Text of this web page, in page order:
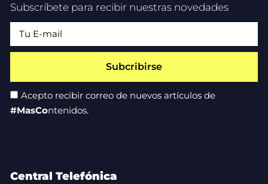
Subscríbete para recibir nuestras novedades
Acepto recibir correo de nuevos artículos de
#MasContenidos.
Subcribirse
Central Telefónica